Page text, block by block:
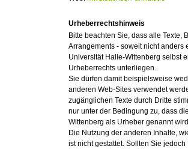
Urheberrechtshinweis
Bitte beachten Sie, dass alle Texte,
Arrangements - soweit nicht anders
Universität Halle-Wittenberg selbst
Urheberrechts unterliegen.
Sie dürfen damit beispielsweise
anderen Web-Sites verwendet
zugänglichen Texte durch Dritte
nur unter der Bedingung zu, dass
Wittenberg als Urheber genannt
Die Nutzung der anderen Inhalte,
ist nicht gestattet. Sollten Sie